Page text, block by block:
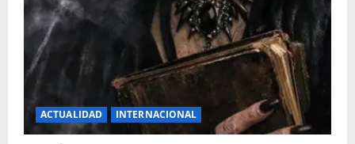
ACTUALIDAD INTERNACIONAL